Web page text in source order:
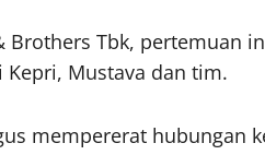
Brothers Tbk, pertemuan
Mustava dan tim.
mempererat hubungan